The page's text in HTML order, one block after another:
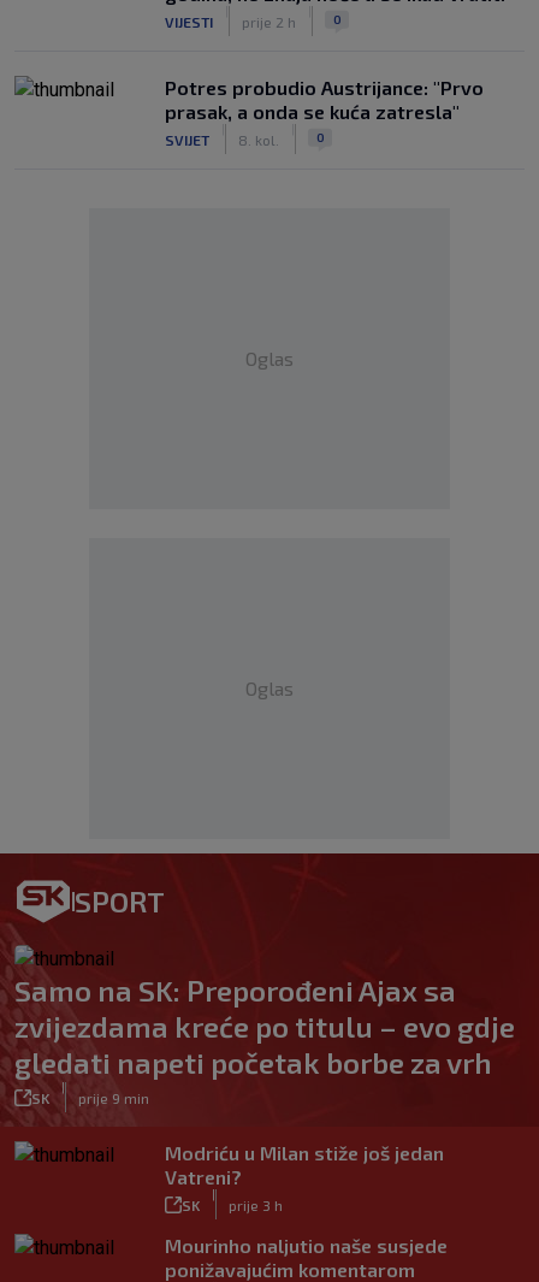
VIJESTI prije 2 h 0
Potres probudio Austrijance: "Prvo
prasak, a onda se kuća zatresla"
SVIJET 8. kol. 0
Oglas
Oglas
SPORT
Samo na SK: Preporođeni Ajax sa
zvijezdama kreće po titulu – evo gdje
gledati napeti početak borbe za vrh
SK prije 9 min
Modriću u Milan stiže još jedan
Vatreni?
SK prije 3 h
Mourinho naljutio naše susjede
ponižavajućim komentarom